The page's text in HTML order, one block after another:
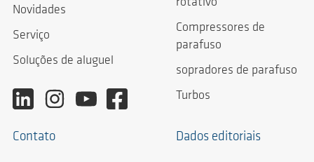
Novidades
Serviço
Soluções de aluguel
rotativo
Compressores de
parafuso
sopradores de parafuso
Turbos
Contato Dados editoriais